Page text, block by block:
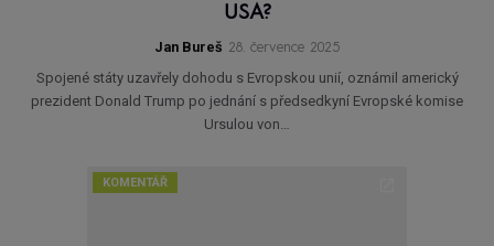
USA?
Jan Bureš 28. července 2025
Spojené státy uzavřely dohodu s Evropskou unií, oznámil americký
prezident Donald Trump po jednání s předsedkyní Evropské komise
Ursulou von…
KOMENTÁŘ